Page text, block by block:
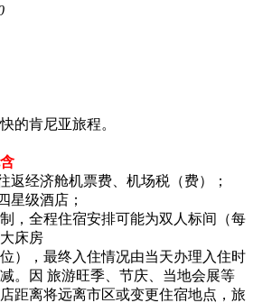
的肯尼亚旅程。
返经济舱机票费、机场税（费）；
星级酒店；
，全程住宿安排可能为双人标间（每
床房
），最终入住情况由当天办理入住时
。因 旅游旺季、节庆、当地会展等
距离将远离市区或变更住宿地点，旅